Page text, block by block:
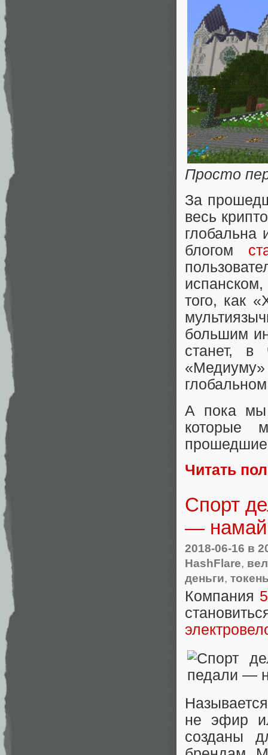
Просто
За
весь
блогом
того, как
большим
станет, в
А пока мы
которые
прошедшие
Читать
Спорт
—
2018-06-16 в
HashFlare,
деньги,
Компания
не эфир
созданы